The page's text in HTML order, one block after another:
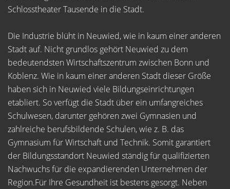
Schlosstheater Tausende in die Stadt.
Die Industrie blüht in Neuwied, wie in kaum einer anderen
Stadt auf. Nicht grundlos gehört Neuwied zu dem
bedeutendsten Wirtschaftszentrum zwischen Bonn und
Koblenz. Wie in kaum einer anderen Stadt dieser Größe
haben sich in Neuwied viele Bildungseinrichtungen
etabliert. So verfügt die Stadt über ein umfangreiches
Schulwesen, darunter gehören zwei Gymnasien und
zahlreiche berufsbildende Schulen, wie z. B. das
Gymnasium für Wirtschaft und Technik. Somit garantiert
der Bildungsstandort Neuwied ständig für qualifizierten
Nachwuchs für die expandierenden Unternehmen der
Region.Für Ihre Gesundheit ist bestens gesorgt. Neben